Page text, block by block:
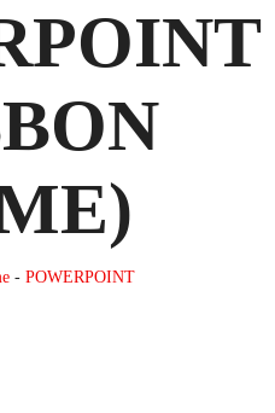
- POWERPOINT